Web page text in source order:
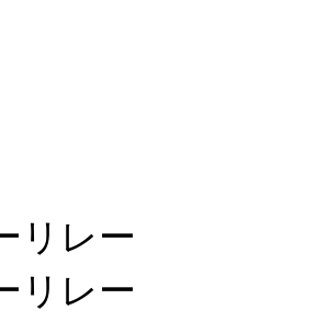
リレー
リレー